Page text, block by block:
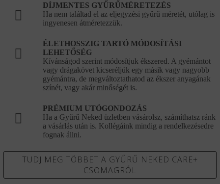
DÍJMENTES GYŰRŰMÉRETEZÉS
Ha nem találtad el az eljegyzési gyűrű méretét, utólag is
ingyenesen átméretezzük.
ÉLETHOSSZIG TARTÓ MÓDOSÍTÁSI
LEHETŐSÉG
Kívánságod szerint módosítjuk ékszered. A gyémántot
vagy drágakövet kicseréljük egy másik vagy nagyobb
gyémántra, de megváltoztathatod az ékszer anyagának
színét, vagy akár minőségét is.
PRÉMIUM UTÓGONDOZÁS
Ha a Gyűrű Neked üzletben vásárolsz, számíthatsz ránk
a vásárlás után is. Kollégáink mindig a rendelkezésedre
fognak állni.
TUDJ MEG TÖBBET A GYŰRŰ NEKED CARE+
CSOMAGRÓL